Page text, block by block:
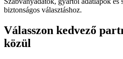
biztonságos választáshoz.
Válasszon kedvező
közül